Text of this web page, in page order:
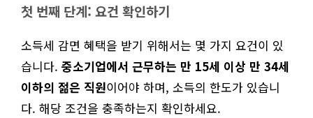
첫 번째 단계: 요건 확인하기
소득세 감면 혜택을 받기 위해서는 몇 가지 요건이 있
습니다. 중소기업에서 근무하는 만 15세 이상 만 34세
이하의 젊은 직원이어야 하며, 소득의 한도가 있습니
다. 해당 조건을 충족하는지 확인하세요.